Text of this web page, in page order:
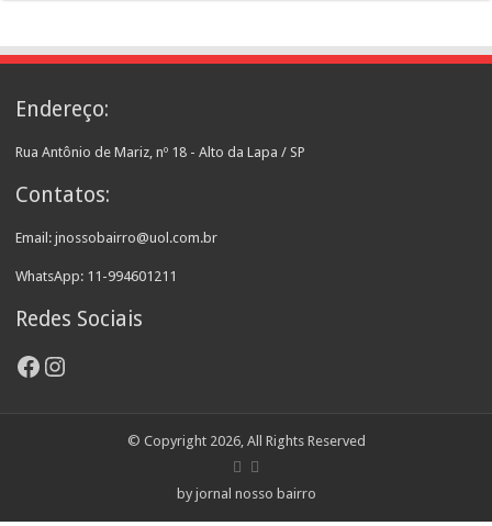
Endereço:
Rua Antônio de Mariz, nº 18 - Alto da Lapa / SP
Contatos:
Email: jnossobairro@uol.com.br
WhatsApp: 11-994601211
Redes Sociais
Facebook
Instagram
© Copyright 2026, All Rights Reserved
by jornal nosso bairro